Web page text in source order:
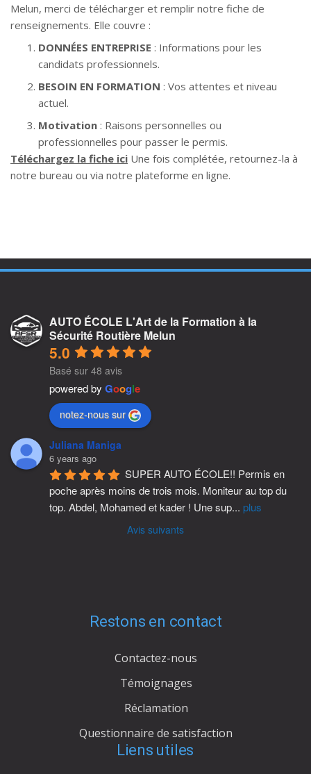
Melun, merci de télécharger et remplir notre fiche de
renseignements. Elle couvre :
DONNÉES ENTREPRISE : Informations pour les
candidats professionnels.
BESOIN EN FORMATION : Vos attentes et niveau
actuel.
Motivation : Raisons personnelles ou
professionnelles pour passer le permis.
Téléchargez la fiche ici Une fois complétée, retournez-la à
notre bureau ou via notre plateforme en ligne.
AUTO ÉCOLE L'Art de la Formation à la
Sécurité Routière Melun
5.0
Basé sur 48 avis
powered by Google
notez-nous sur
Juliana Maniga
6 years ago
SUPER AUTO ÉCOLE!! Permis en
poche après moins de trois mois. Moniteur au top du
top. Abdel, Mohamed et kader ! Une sup... plus
Avis suivants
Restons en contact
Contactez-nous
Témoignages
Réclamation
Questionnaire de satisfaction
Liens utiles